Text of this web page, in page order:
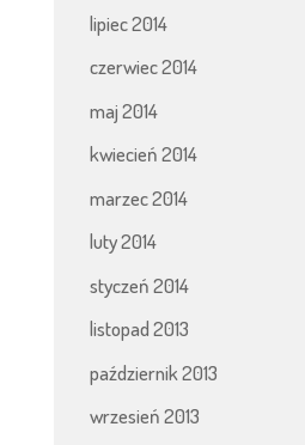
lipiec 2014
czerwiec 2014
maj 2014
kwiecień 2014
marzec 2014
luty 2014
styczeń 2014
listopad 2013
październik 2013
wrzesień 2013